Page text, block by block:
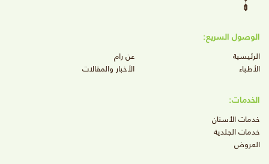
الوصول السريع:
الرئيسية
عن رام
الأطباء
الأخبار والمقالات
الخدمات:
خدمات الأسنان
خدمات الجلدية
العروض